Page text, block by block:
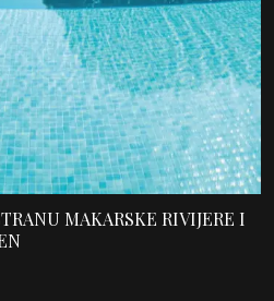
MAKARSKE RIVIJERE I